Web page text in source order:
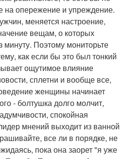
на опережение и упреждение.
меняется настроение,
вещам, о которых
Поэтому мониторьте
как если бы это был тонкий
ощутимое влияние
сплетни и вообще все,
женщины начинает
- болтушка долго молчит,
спокойная
мнений выходит из ванной
все ли в порядке, не
пока она заорет "я уже